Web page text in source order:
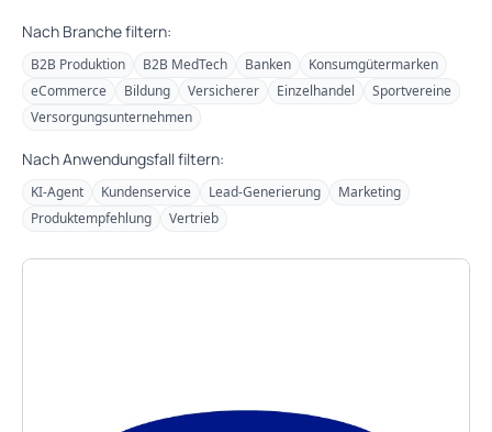
Nach Branche filtern:
B2B Produktion B2B MedTech Banken
Konsumgütermarken
eCommerce
Bildung Versicherer Einzelhandel
Sportvereine
Versorgungsunternehmen
Nach Anwendungsfall filtern:
KI-Agent Kundenservice Lead-Generierung
Marketing
Produktempfehlung
Vertrieb